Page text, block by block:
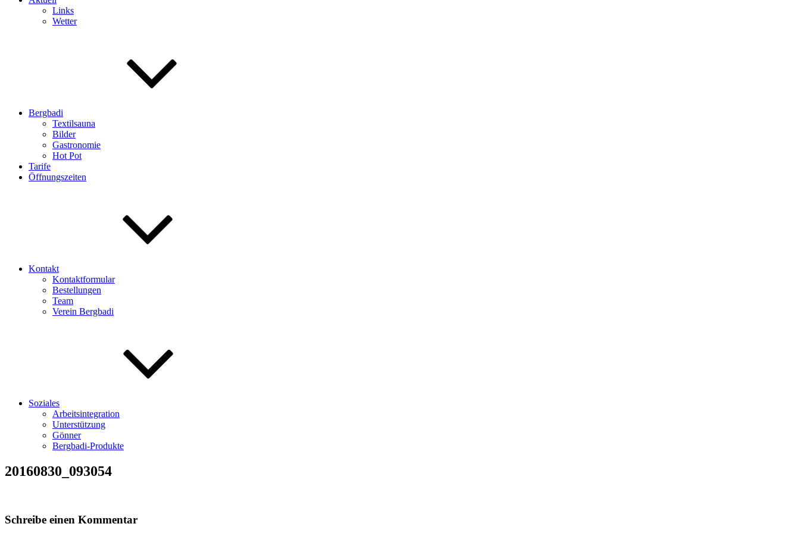
Links
Wetter
Bergbadi
Textilsauna
Bilder
Gastronomie
Hot Pot
Tarife
Öffnungszeiten
Kontakt
Kontaktformular
Bestellungen
Team
Verein Bergbadi
Soziales
Arbeitsintegration
Unterstützung
Gönner
Bergbadi-Produkte
20160830_093054
Schreibe einen Kommentar